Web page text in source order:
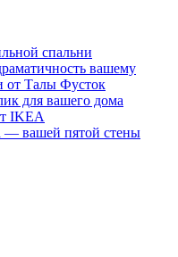
спальни
вашему
от Талы Фусток
для вашего дома
IKEA
— вашей пятой стены